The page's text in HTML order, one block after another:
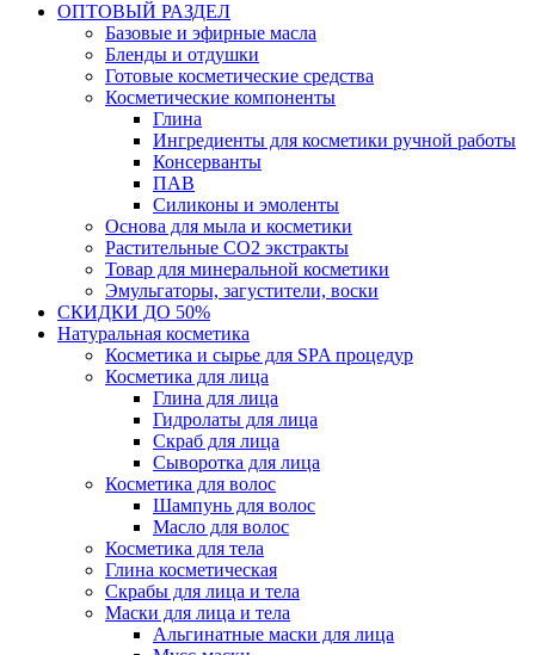
ОПТОВЫЙ РАЗДЕЛ
Базовые и эфирные масла
Бленды и отдушки
Готовые косметические средства
Косметические компоненты
Глина
Ингредиенты для косметики ручной работы
Консерванты
ПАВ
Силиконы и эмоленты
Основа для мыла и косметики
Растительные СО2 экстракты
Товар для минеральной косметики
Эмульгаторы, загустители, воски
СКИДКИ ДО 50%
Натуральная косметика
Косметика и сырье для SPA процедур
Косметика для лица
Глина для лица
Гидролаты для лица
Скраб для лица
Сыворотка для лица
Косметика для волос
Шампунь для волос
Масло для волос
Косметика для тела
Глина косметическая
Скрабы для лица и тела
Маски для лица и тела
Альгинатные маски для лица